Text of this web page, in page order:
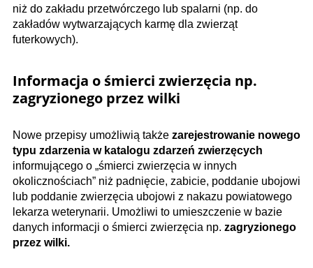
niż do zakładu przetwórczego lub spalarni (np. do
zakładów wytwarzających karmę dla zwierząt
futerkowych).
Informacja o śmierci zwierzęcia np.
zagryzionego przez wilki
Nowe przepisy umożliwią także zarejestrowanie nowego
typu zdarzenia w katalogu zdarzeń zwierzęcych
informującego o „śmierci zwierzęcia w innych
okolicznościach” niż padnięcie, zabicie, poddanie ubojowi
lub poddanie zwierzęcia ubojowi z nakazu powiatowego
lekarza weterynarii. Umożliwi to umieszczenie w bazie
danych informacji o śmierci zwierzęcia np. zagryzionego
przez wilki.